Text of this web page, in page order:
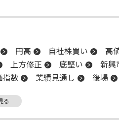
円高 自社株買い
高
上方修正 底堅い
新興
指数 業績見通し 後場
る